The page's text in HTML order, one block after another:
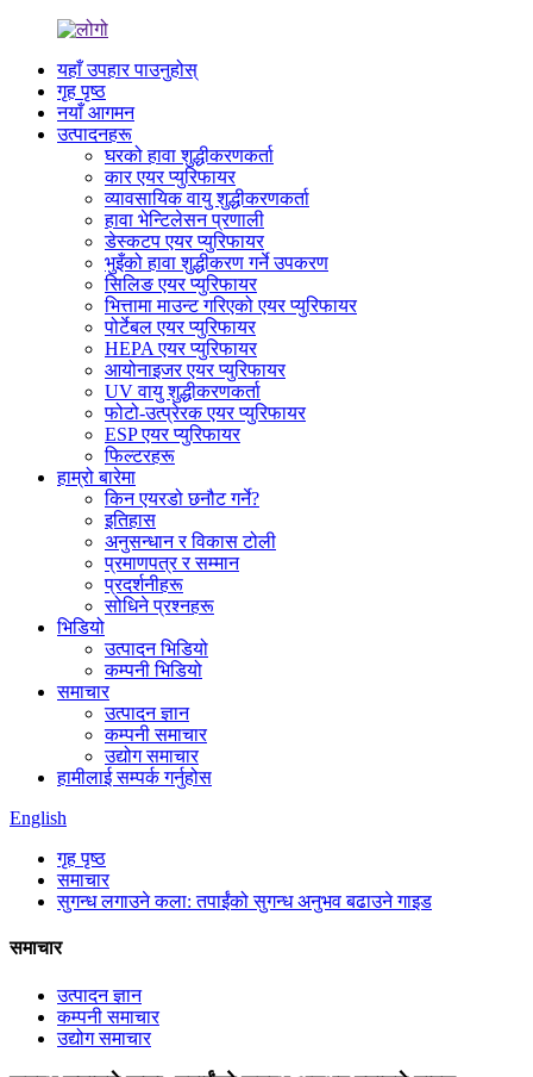
यहाँ उपहार पाउनुहोस्
गृह पृष्ठ
नयाँ आगमन
उत्पादनहरू
घरको हावा शुद्धीकरणकर्ता
कार एयर प्युरिफायर
व्यावसायिक वायु शुद्धीकरणकर्ता
हावा भेन्टिलेसन प्रणाली
डेस्कटप एयर प्युरिफायर
भुइँको हावा शुद्धीकरण गर्ने उपकरण
सिलिङ एयर प्युरिफायर
भित्तामा माउन्ट गरिएको एयर प्युरिफायर
पोर्टेबल एयर प्युरिफायर
HEPA एयर प्युरिफायर
आयोनाइजर एयर प्युरिफायर
UV वायु शुद्धीकरणकर्ता
फोटो-उत्प्रेरक एयर प्युरिफायर
ESP एयर प्युरिफायर
फिल्टरहरू
हाम्रो बारेमा
किन एयरडो छनौट गर्ने?
इतिहास
अनुसन्धान र विकास टोली
प्रमाणपत्र र सम्मान
प्रदर्शनीहरू
सोधिने प्रश्नहरू
भिडियो
उत्पादन भिडियो
कम्पनी भिडियो
समाचार
उत्पादन ज्ञान
कम्पनी समाचार
उद्योग समाचार
हामीलाई सम्पर्क गर्नुहोस
English
गृह पृष्ठ
समाचार
सुगन्ध लगाउने कला: तपाईंको सुगन्ध अनुभव बढाउने गाइड
समाचार
उत्पादन ज्ञान
कम्पनी समाचार
उद्योग समाचार